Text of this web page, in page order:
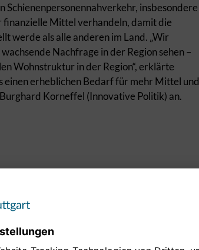
insbesondere
finanzielle Mittel verhandeln, damit die
werde als alle anderen im Land. „Wir
Nachfrage in der Region sehen –
Wohnstruktur in der Region“, erklärte
einen erheblichen Bedarf für mehr Mittel und
Korneffel (Innovative Politik) an.